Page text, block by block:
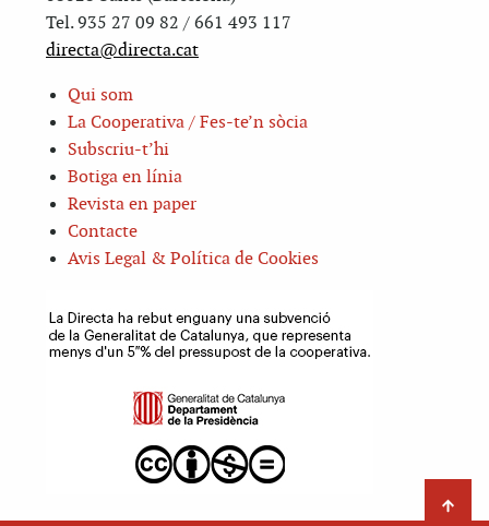
Tel. 935 27 09 82 / 661 493 117
directa@directa.cat
Qui som
La Cooperativa / Fes-te’n sòcia
Subscriu-t’hi
Botiga en línia
Revista en paper
Contacte
Avis Legal & Política de Cookies